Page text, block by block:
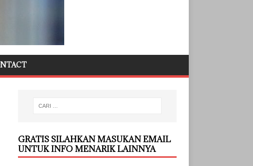
GRATIS SILAHKAN MASUKAN EMAIL
UNTUK INFO MENARIK LAINNYA